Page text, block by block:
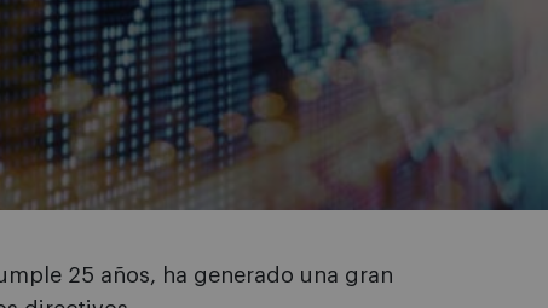
25 años, ha generado una gran